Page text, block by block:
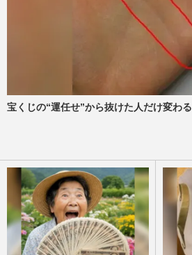
宝くじの“運任せ”から抜けた人だけ変わる